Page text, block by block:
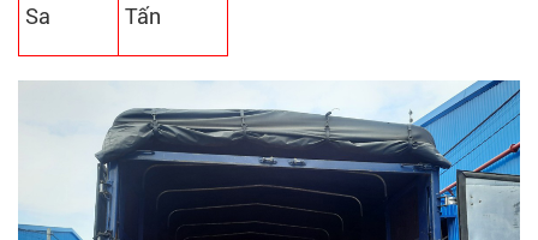
Sa
Tấn